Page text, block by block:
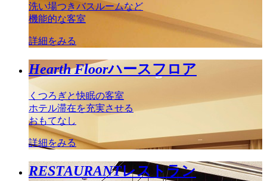
洗い場つきバスルームなど
機能的な客室
詳細をみる
Hearth Floorハースフロア
くつろぎと快眠の客室
ホテル滞在を充実させる
おもてなし
詳細をみる
RESTAURANTレストラン